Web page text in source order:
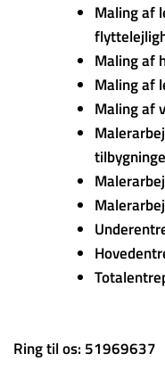
Maling af
Maling af
Maling af
Maling af
Ring til os: 51969637